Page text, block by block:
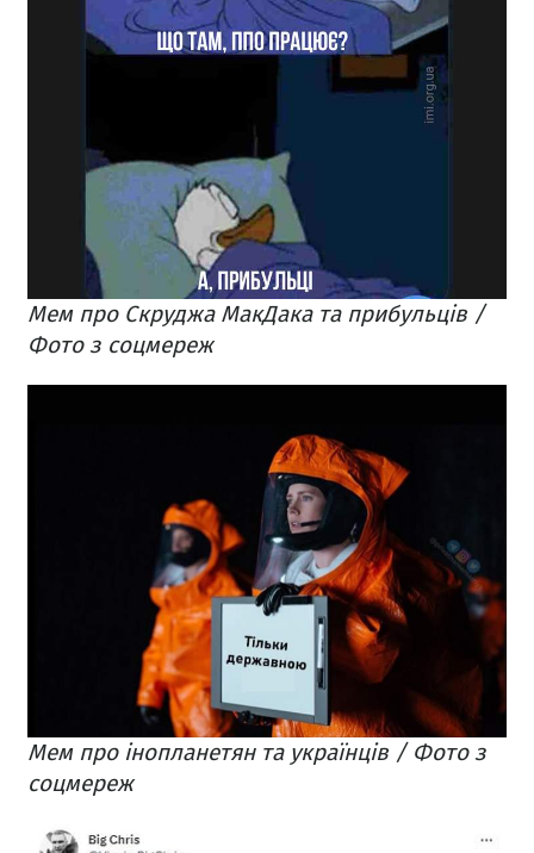
Мем про Скруджа МакДака та прибульців /
Фото з соцмереж
Мем про інопланетян та українців / Фото з
соцмереж